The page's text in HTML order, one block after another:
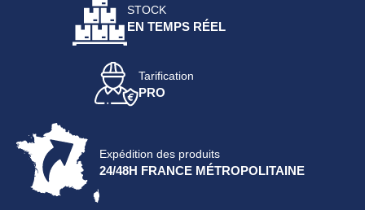
STOCK
EN TEMPS RÉEL
Tarification
PRO
Expédition des produits
24/48H FRANCE MÉTROPOLITAINE